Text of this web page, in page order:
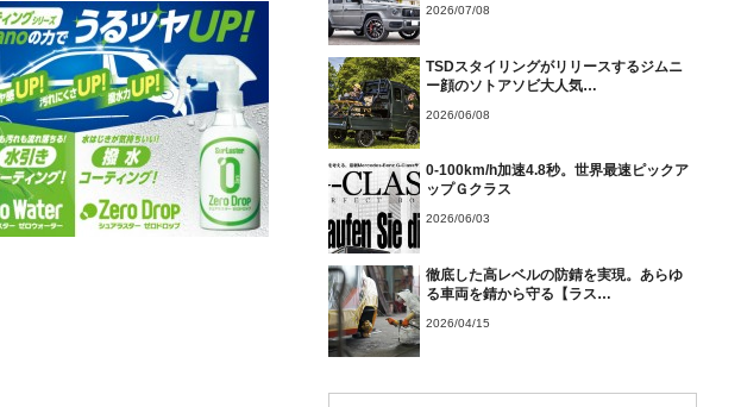
2026/07/08
TSDスタイリングがリリースするジムニ
ー顔のソトアソビ大人気…
2026/06/08
0-100km/h加速4.8秒。世界最速ピックア
ップＧクラス
2026/06/03
徹底した高レベルの防錆を実現。あらゆ
る車両を錆から守る【ラス…
2026/04/15